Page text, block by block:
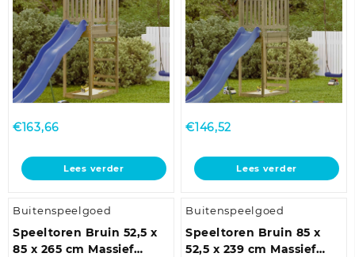
op
de
productpagina
op
de
productpagina
€163,66
Lees verder
€146,52
Lees verder
Buitenspeelgoed
Speeltoren Bruin 52,5 x
85 x 265 cm Massief
Buitenspeelgoed
Speeltoren Bruin 85 x
52,5 x 239 cm Massief